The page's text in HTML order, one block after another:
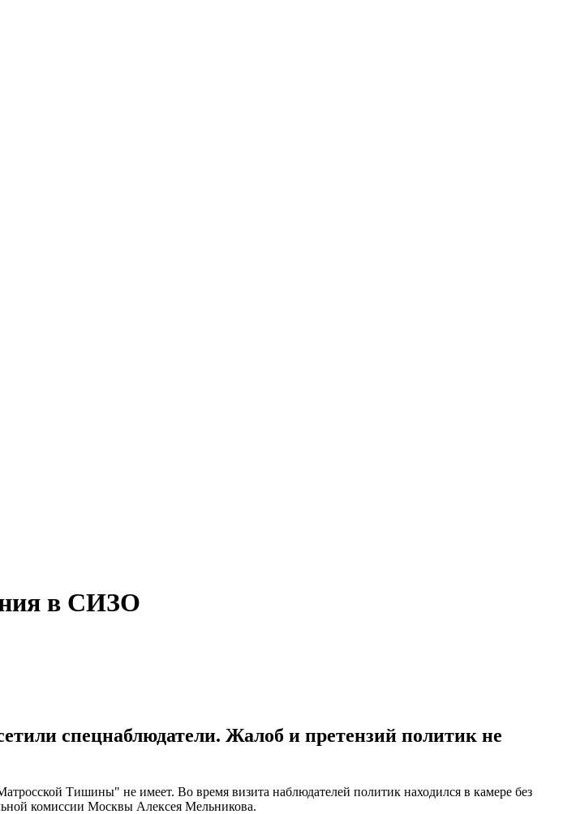
в СИЗО
спецнаблюдатели. Жалоб и претензий политик не
Тишины" не имеет. Во время визита наблюдателей политик находился в камере без
комиссии Москвы Алексея Мельникова.